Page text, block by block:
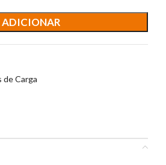
ADICIONAR
de Carga